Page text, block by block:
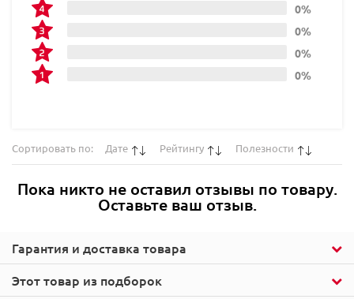
Этот товар из подборок
Гарантия и доставка товара
0%
0%
0%
0%
Сортировать по: Дате Рейтингу Полезности
Пока никто не оставил отзывы по товару.
Оставьте ваш отзыв.